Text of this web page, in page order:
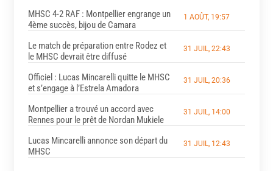
MHSC 4-2 RAF : Montpellier engrange un
4ème succès, bijou de Camara
1 AOÛT, 19:57
Le match de préparation entre Rodez et
le MHSC devrait être diffusé
31 JUIL, 22:43
Officiel : Lucas Mincarelli quitte le MHSC
et s’engage à l’Estrela Amadora
31 JUIL, 20:36
Montpellier a trouvé un accord avec
Rennes pour le prêt de Nordan Mukiele
31 JUIL, 14:00
Lucas Mincarelli annonce son départ du
MHSC
31 JUIL, 12:43